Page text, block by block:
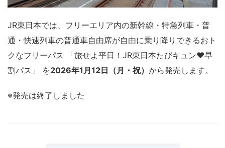
JR東日本では、フリーエリア内の新幹線・特急列車・普
通・快速列車の普通車自由席が自由に乗り降りできるおト
クなフリーパス 「旅せよ平日！JR東日本たびキュン♥早
割パス」 を2026年1月12日（月・祝） から発売します。
※発売は終了しました